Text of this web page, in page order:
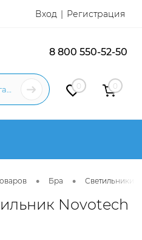
Вход Регистрация
8 800 550-52-50
0 0
• Бра • Светильники
Novotech